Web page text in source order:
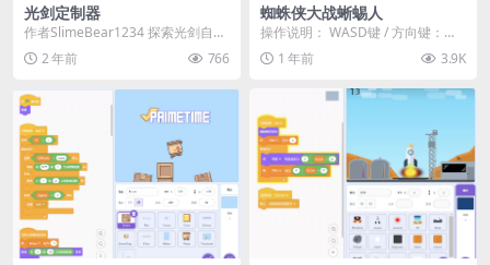
光剑定制器
作者SlimeBear1234 探索光剑自定
义工具，轻松调整光剑的外观和功
能！使...
2 年前 766
蜘蛛侠大战蜥蜴人
操作说明： WASD键 / 方向键：移
动 空格键：闪避（按住 A 或 D 可做
后...1 年前 3.9K